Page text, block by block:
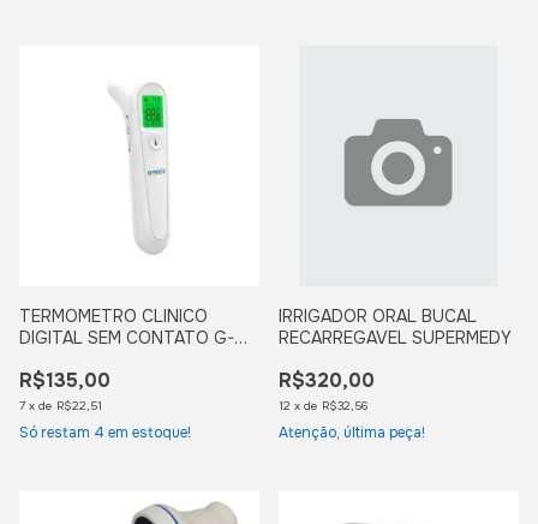
TERMOMETRO CLINICO
DIGITAL SEM CONTATO G-
R$135,00
7 x de R$22,51
Só restam 4 em estoque!
IRRIGADOR ORAL BUCAL
RECARREGAVEL SUPERMEDY
R$320,00
12 x de R$32,56
Atenção, última peça!